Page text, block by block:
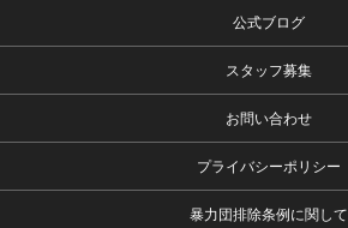
公式ブログ
スタッフ募集
お問い合わせ
プライバシーポリシー
暴力団排除条例に関して